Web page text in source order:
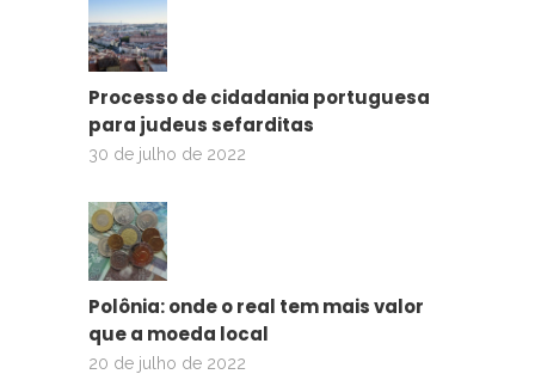
Processo de cidadania portuguesa
para judeus sefarditas
30 de julho de 2022
Polônia: onde o real tem mais valor
que a moeda local
20 de julho de 2022